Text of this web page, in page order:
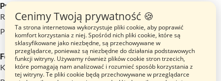
Przydatne linki
Regulamin sklepu
Polityka prywatności
Footer menu
Katalog Produktów
Cenimy Twoją prywatność 🍪
Ta strona internetowa wykorzystuje pliki cookie, aby poprawić
komfort korzystania z niej. Spośród nich pliki cookie, które są
sklasyfikowane jako niezbędne, są przechowywane w
przeglądarce, ponieważ są niezbędne do działania podstawowych
funkcji witryny. Używamy również plików cookie stron trzecich,
które pomagają nam analizować i rozumieć sposób korzystania z
tej witryny. Te pliki cookie będą przechowywane w przeglądarce